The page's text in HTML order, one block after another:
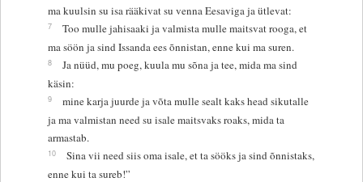
ma kuulsin su isa rääkivat su venna Eesaviga ja ütlevat:
7
Too mulle jahisaaki ja valmista mulle maitsvat rooga, et
ma söön ja sind Issanda ees õnnistan, enne kui ma suren.
8
Ja nüüd, mu poeg, kuula mu sõna ja tee, mida ma sind
käsin:
9
mine karja juurde ja võta mulle sealt kaks head sikutalle
ja ma valmistan need su isale maitsvaks roaks, mida ta
armastab.
10
Sina vii need siis oma isale, et ta sööks ja sind õnnistaks,
enne kui ta sureb!”